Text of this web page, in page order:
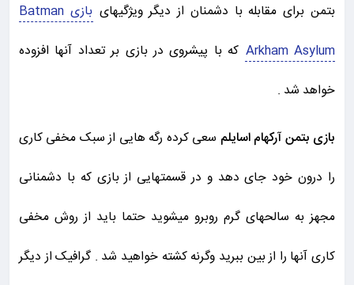
بتمن برای مقابله با دشمنان از دیگر ویژگیهای
بازی Batman
Arkham Asylum که با پیشروی در بازی بر تعداد آنها افزوده
خواهد شد .
بازی بتمن آرکهام اسایلم سعی کرده رگه هایی از سبک مخفی کاری
را درون خود جای دهد و در قسمتهایی از بازی که با دشمنانی
مجهز به سالحهای گرم روبرو میشوید حتما باید از روش مخفی
کاری آنها را از بین ببرید وگرنه کشته خواهید شد . گرافیک از دیگر